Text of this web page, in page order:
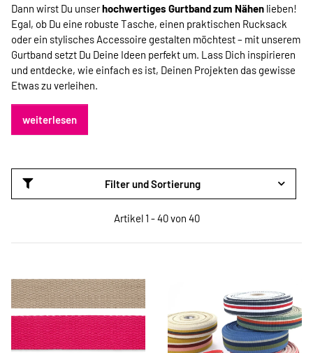
Dann wirst Du unserhochwertiges Gurtband zum Nähen lieben!
Egal, ob Du eine robuste Tasche, einen praktischen Rucksack
oder ein stylisches Accessoire gestalten möchtest – mit unserem
Gurtband setzt Du Deine Ideen perfekt um. Lass Dich inspirieren
und entdecke, wie einfach es ist, Deinen Projekten das gewisse
Etwas zu verleihen.
weiterlesen
Filter und Sortierung
Artikel 1 - 40 von 40